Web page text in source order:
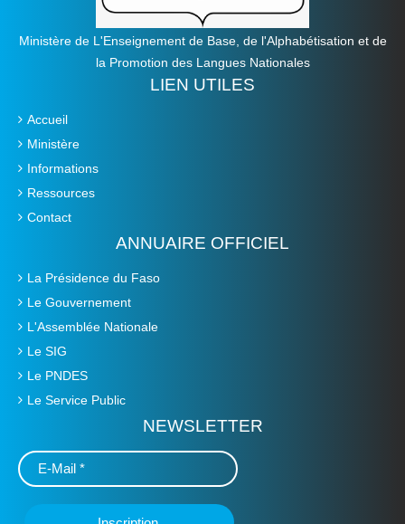
Ministère de L'Enseignement de Base, de l'Alphabétisation et de
la Promotion des Langues Nationales
LIEN UTILES
Accueil
Ministère
Informations
Ressources
Contact
ANNUAIRE OFFICIEL
La Présidence du Faso
Le Gouvernement
L'Assemblée Nationale
Le SIG
Le PNDES
Le Service Public
NEWSLETTER